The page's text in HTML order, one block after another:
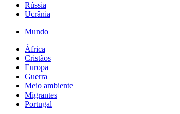
Rússia
Ucrânia
Mundo
África
Cristãos
Europa
Guerra
Meio ambiente
Migrantes
Portugal